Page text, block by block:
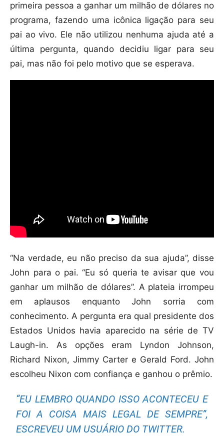
primeira pessoa a ganhar um milhão de dólares no
programa, fazendo uma icônica ligação para seu
pai ao vivo. Ele não utilizou nenhuma ajuda até a
última pergunta, quando decidiu ligar para seu
pai, mas não foi pelo motivo que se esperava.
“Na verdade, eu não preciso da sua ajuda”, disse
John para o pai. “Eu só queria te avisar que vou
ganhar um milhão de dólares”. A plateia irrompeu
em aplausos enquanto John sorria com
conhecimento. A pergunta era qual presidente dos
Estados Unidos havia aparecido na série de TV
Laugh-in. As opções eram Lyndon Johnson,
Richard Nixon, Jimmy Carter e Gerald Ford. John
escolheu Nixon com confiança e ganhou o prêmio.
“EU LEMBRO QUANDO ISSO ACONTECEU E
FOI A COISA MAIS LEGAL DE SEMPRE”,
ESCREVEU UM USUÁRIO DO TWITTER.